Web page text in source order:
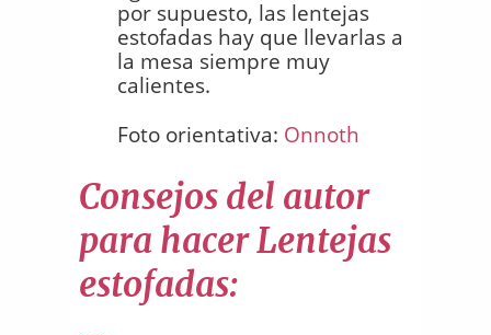
por supuesto, las lentejas
estofadas hay que llevarlas a
la mesa siempre muy
calientes.
Foto orientativa: Onnoth
Consejos del autor
para hacer Lentejas
estofadas: